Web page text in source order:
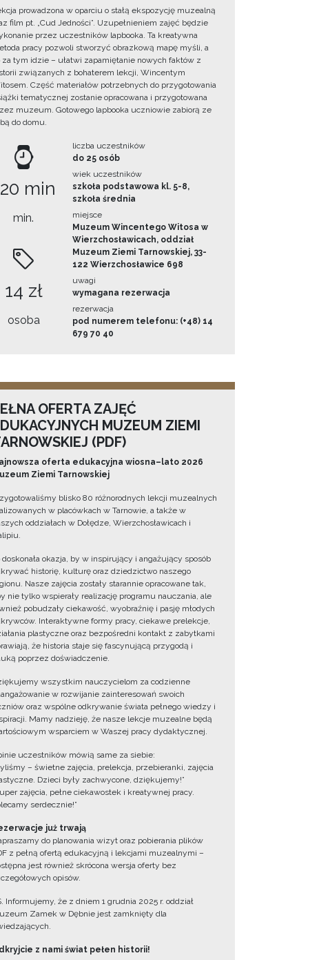
prowadzona w oparciu o stałą ekspozycję muzealną
film pt. „Cud Jedności”. Uzupełnieniem zajęć będzie
przez uczestników lapbooka. Ta kreatywna
pracy pozwoli stworzyć obrazkową mapę myśli, a
za tym idzie – ułatwi zapamiętanie nowych faktów z
związanych z bohaterem lekcji, Wincentym
Część materiałów potrzebnych do przygotowania
tematycznej zostanie opracowana i przygotowana
muzeum. Gotowego lapbooka uczniowie zabiorą ze
do domu.
min
min.
14 zł
osoba
liczba uczestników
do 25 osób
wiek uczestników
szkoła podstawowa kl. 5-8,
szkoła średnia
miejsce
Muzeum Wincentego Witosa w
Wierzchosławicach, oddział
Muzeum Ziemi Tarnowskiej, 33-
122 Wierzchosławice 698
uwagi
wymagana rezerwacja
rezerwacja
pod numerem telefonu: (+48) 14
679 70 40
OFERTA ZAJĘĆ
MUZEUM ZIEMI
(PDF)
oferta edukacyjna wiosna–lato 2026
Ziemi Tarnowskiej
blisko 80 różnorodnych lekcji muzealnych
w placówkach w Tarnowie, a także w
oddziałach w Dołędze, Wierzchosławicach i
doskonała okazja, by w inspirujący i angażujący sposób
historię, kulturę oraz dziedzictwo naszego
Nasze zajęcia zostały starannie opracowane tak,
nie tylko wspierały realizację programu nauczania, ale
pobudzały ciekawość, wyobraźnię i pasję młodych
Interaktywne formy pracy, ciekawe prelekcje,
plastyczne oraz bezpośredni kontakt z zabytkami
że historia staje się fascynującą przygodą i
poprzez doświadczenie.
wszystkim nauczycielom za codzienne
w rozwijanie zainteresowań swoich
oraz wspólne odkrywanie świata pełnego wiedzy i
Mamy nadzieję, że nasze lekcje muzealne będą
wsparciem w Waszej pracy dydaktycznej.
uczestników mówią same za siebie:
– świetne zajęcia, prelekcja, przebieranki, zajęcia
Dzieci były zachwycone, dziękujemy!”
zajęcia, pełne ciekawostek i kreatywnej pracy.
serdecznie!”
już trwają
do planowania wizyt oraz pobierania plików
z pełną ofertą edukacyjną i lekcjami muzealnymi –
jest również skrócona wersja oferty bez
opisów.
Informujemy, że z dniem 1 grudnia 2025 r. oddział
Zamek w Dębnie jest zamknięty dla
z nami świat pełen historii!